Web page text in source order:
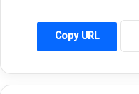
Copy URL